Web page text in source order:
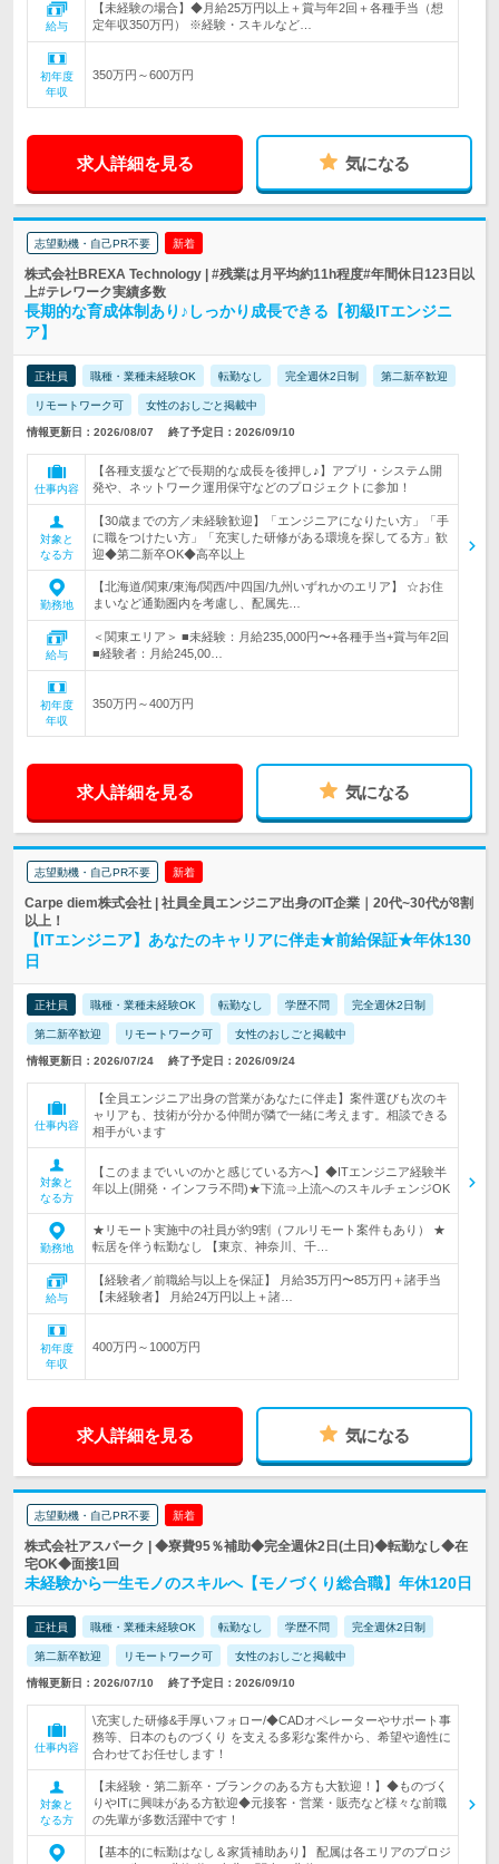
給与
【未経験の場合】◆月給25万円以上＋賞与年2回＋各種手当（想
定年収350万円） ※経験・スキルなど…
初年度
年収
350万円～600万円
求人詳細を見る 気になる
志望動機・自己PR不要 新着
株式会社BREXA Technology | #残業は月平均約11h程度#年間休日123日以
上#テレワーク実績多数
長期的な育成体制あり♪しっかり成長できる【初級ITエンジニ
ア】
正社員 職種・業種未経験OK 転勤なし 完全週休2日制 第二新卒歓迎
リモートワーク可 女性のおしごと掲載中
情報更新日：2026/08/07 終了予定日：2026/09/10
仕事内容
【各種支援などで長期的な成長を後押し♪】アプリ・システム開
発や、ネットワーク運用保守などのプロジェクトに参加！
対象と
なる方
【30歳までの方／未経験歓迎】「エンジニアになりたい方」「手
に職をつけたい方」「充実した研修がある環境を探してる方」歓
迎◆第二新卒OK◆高卒以上
勤務地
【北海道/関東/東海/関西/中四国/九州いずれかのエリア】 ☆お住
まいなど通勤圏内を考慮し、配属先…
給与
＜関東エリア＞ ■未経験：月給235,000円〜+各種手当+賞与年2回
■経験者：月給245,00…
初年度
年収
350万円～400万円
求人詳細を見る 気になる
志望動機・自己PR不要 新着
Carpe diem株式会社 | 社員全員エンジニア出身のIT企業｜20代~30代が8割
以上！
【ITエンジニア】あなたのキャリアに伴走★前給保証★年休130
日
正社員 職種・業種未経験OK 転勤なし 学歴不問 完全週休2日制
第二新卒歓迎 リモートワーク可 女性のおしごと掲載中
情報更新日：2026/07/24 終了予定日：2026/09/24
仕事内容
【全員エンジニア出身の営業があなたに伴走】案件選びも次のキ
ャリアも、技術が分かる仲間が隣で一緒に考えます。相談できる
相手がいます
対象と
なる方
【このままでいいのかと感じている方へ】◆ITエンジニア経験半
年以上(開発・インフラ不問)★下流⇒上流へのスキルチェンジOK
勤務地
★リモート実施中の社員が約9割（フルリモート案件もあり） ★
転居を伴う転勤なし 【東京、神奈川、千…
給与
【経験者／前職給与以上を保証】 月給35万円〜85万円＋諸手当
【未経験者】 月給24万円以上＋諸…
初年度
年収
400万円～1000万円
求人詳細を見る 気になる
志望動機・自己PR不要 新着
株式会社アスパーク | ◆寮費95％補助◆完全週休2日(土日)◆転勤なし◆在
宅OK◆面接1回
未経験から一生モノのスキルへ【モノづくり総合職】年休120日
正社員 職種・業種未経験OK 転勤なし 学歴不問 完全週休2日制
第二新卒歓迎 リモートワーク可 女性のおしごと掲載中
情報更新日：2026/07/10 終了予定日：2026/09/10
仕事内容
\充実した研修&手厚いフォロー/◆CADオペレーターやサポート事
務等、日本のものづくり を支える多彩な案件から、希望や適性に
合わせてお任せします！
対象と
なる方
【未経験・第二新卒・ブランクのある方も大歓迎！】◆ものづく
りやITに興味がある方歓迎◆元接客・営業・販売など様々な前職
の先輩が多数活躍中です！
【基本的に転勤はなし＆家賃補助あり】 配属は各エリアのプロジ